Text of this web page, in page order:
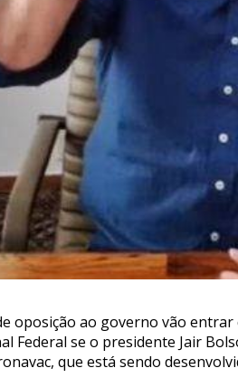
oposição ao governo vão
Federal se o presidente Jair
que está sendo